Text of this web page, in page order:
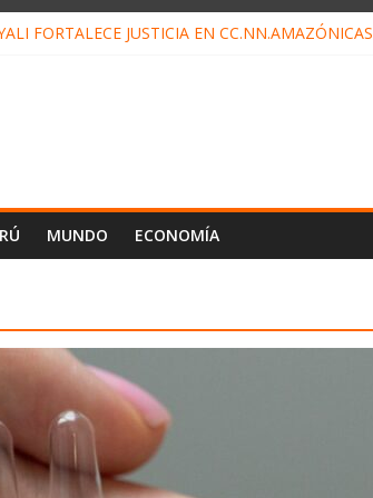
FORTALECE JUSTICIA EN CC.NN.AMAZÓNICAS
MUNDO ECONOMÍA